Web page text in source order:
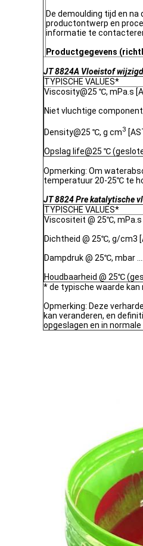
De demoulding tijd en
productontwerp en
informatie te
Productgegevens
JT 8824A Vloeistof
TYPISCHE VALUES*
Viscosity@25 ℃, mPa.s
Niet vluchtige component,
Density@25 ℃, g cm3
Opslag life@25 ℃ (gesloten
Opmerking: Om
temperatuur 20-25℃ te
JT 8824 Pre katalytische
TYPISCHE VALUES*
Viscositeit @ 25℃, mPa.s
Dichtheid @ 25℃, g/cm3
Dampdruk @ 25℃, mbar
Houdbaarheid @ 25℃
* de typische waarde
Opmerking: Deze
kan veranderen, en
opgeslagen en in